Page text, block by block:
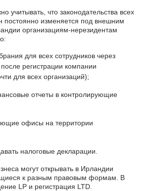
учитывать, что законодательства всех
постоянно изменяется под внешним
организациям-нерезидентам
для всех сотрудников через
регистрации компании
для всех организаций);
отчеты в контролирующие
офисы на территории
налоговые декларации.
могут открывать в Ирландии
к разным правовым формам. В
LP и регистрация LTD.